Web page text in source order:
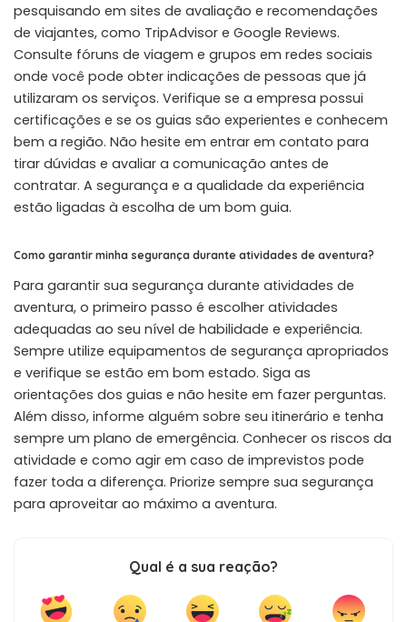
pesquisando em sites de avaliação e recomendações
de viajantes, como TripAdvisor e Google Reviews.
Consulte fóruns de viagem e grupos em redes sociais
onde você pode obter indicações de pessoas que já
utilizaram os serviços. Verifique se a empresa possui
certificações e se os guias são experientes e conhecem
bem a região. Não hesite em entrar em contato para
tirar dúvidas e avaliar a comunicação antes de
contratar. A segurança e a qualidade da experiência
estão ligadas à escolha de um bom guia.
Como garantir minha segurança durante atividades de aventura?
Para garantir sua segurança durante atividades de
aventura, o primeiro passo é escolher atividades
adequadas ao seu nível de habilidade e experiência.
Sempre utilize equipamentos de segurança apropriados
e verifique se estão em bom estado. Siga as
orientações dos guias e não hesite em fazer perguntas.
Além disso, informe alguém sobre seu itinerário e tenha
sempre um plano de emergência. Conhecer os riscos da
atividade e como agir em caso de imprevistos pode
fazer toda a diferença. Priorize sempre sua segurança
para aproveitar ao máximo a aventura.
Qual é a sua reação?